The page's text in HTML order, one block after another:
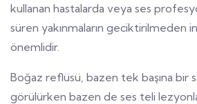
kullanan hastalarda veya ses
süren yakınmaların geciktirilmeden
önemlidir.
Boğaz reflüsü, bazen tek başına bir
görülürken bazen de ses teli